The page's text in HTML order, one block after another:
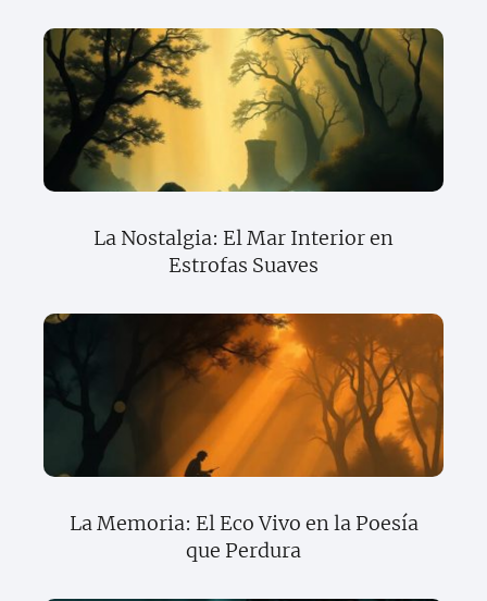
La Nostalgia: El Mar Interior en
Estrofas Suaves
La Memoria: El Eco Vivo en la Poesía
que Perdura